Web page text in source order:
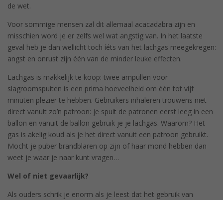
de wet.
Voor sommige mensen zal dit allemaal acacadabra zijn en
misschien word je er zelfs wel wat angstig van. In het laatste
geval heb je dan wellicht toch íéts van het lachgas meegekregen:
angst en onrust zijn één van de minder leuke effecten.
Lachgas is makkelijk te koop: twee ampullen voor
slagroomspuiten is een prima hoeveelheid om één tot vijf
minuten plezier te hebben. Gebruikers inhaleren trouwens niet
direct vanuit zo’n patroon: je spuit de patronen eerst leeg in een
ballon en vanuit de ballon gebruik je je lachgas. Waarom? Het
gas is akelig koud als je het direct vanuit een patroon gebruikt.
Mocht je puber brandblaren op zijn of haar mond hebben dan
weet je waar je naar kunt vragen…
Wel of niet gevaarlijk?
Als ouders schrik je enorm als je leest dat het gebruik van